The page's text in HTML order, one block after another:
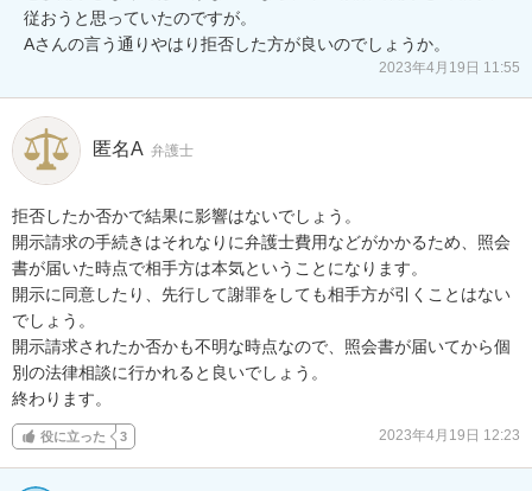
従おうと思っていたのですが。
Aさんの言う通りやはり拒否した方が良いのでしょうか。
2023年4月19日 11:55
匿名A 弁護士
拒否したか否かで結果に影響はないでしょう。
開示請求の手続きはそれなりに弁護士費用などがかかるため、照会
書が届いた時点で相手方は本気ということになります。
開示に同意したり、先行して謝罪をしても相手方が引くことはない
でしょう。
開示請求されたか否かも不明な時点なので、照会書が届いてから個
別の法律相談に行かれると良いでしょう。
終わります。
役に立った 3 2023年4月19日 12:23